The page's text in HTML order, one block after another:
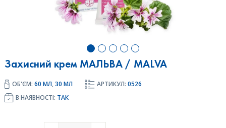
Захисний крем МАЛЬВА / MALVA
ОБ'ЄМ: 60 МЛ,30 МЛ АРТИКУЛ: 0526
В НАЯВНОСТІ: ТАК